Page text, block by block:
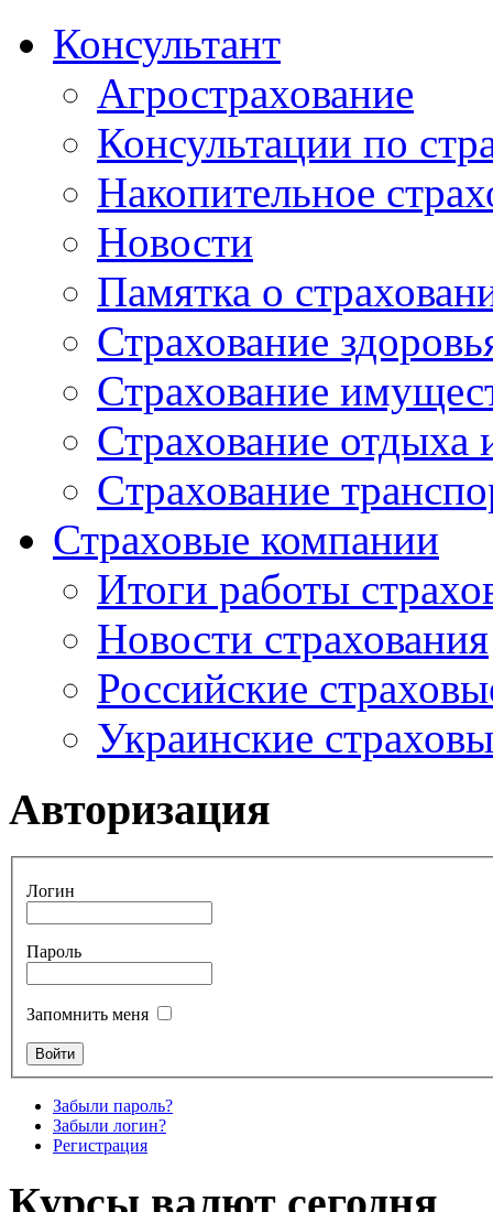
Консультант
Агрострахование
Консультации по
Накопительное
Новости
Памятка о
Страхование
Страхование
Страхование отдыха
Cтрахование
Страховые компании
Итоги работы
Новости страхования
Российские
Украинские
Авторизация
Логин
Пароль
Запомнить меня
Забыли пароль?
Забыли логин?
Регистрация